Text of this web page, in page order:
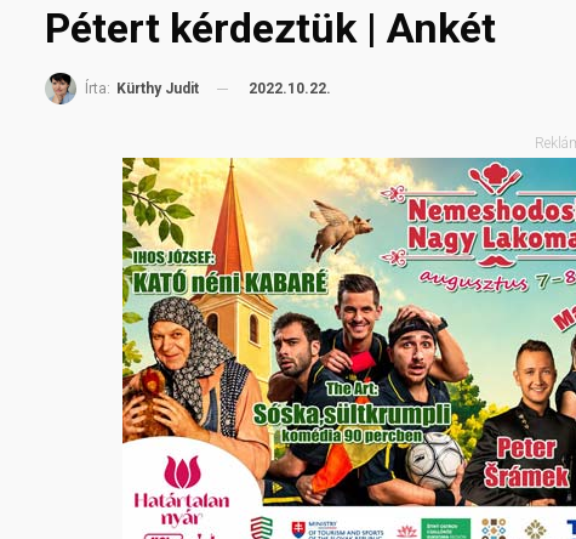
Pétert kérdeztük | Ankét
Írta: Kürthy Judit 2022.10.22.